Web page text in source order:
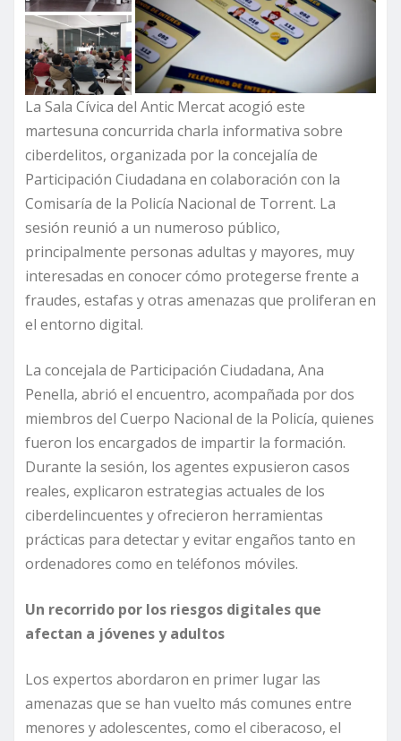
La Sala Cívica del Antic Mercat acogió este
martesuna concurrida charla informativa sobre
ciberdelitos, organizada por la concejalía de
Participación Ciudadana en colaboración con la
Comisaría de la Policía Nacional de Torrent. La
sesión reunió a un numeroso público,
principalmente personas adultas y mayores, muy
interesadas en conocer cómo protegerse frente a
fraudes, estafas y otras amenazas que proliferan en
el entorno digital.
La concejala de Participación Ciudadana, Ana
Penella, abrió el encuentro, acompañada por dos
miembros del Cuerpo Nacional de la Policía, quienes
fueron los encargados de impartir la formación.
Durante la sesión, los agentes expusieron casos
reales, explicaron estrategias actuales de los
ciberdelincuentes y ofrecieron herramientas
prácticas para detectar y evitar engaños tanto en
ordenadores como en teléfonos móviles.
Un recorrido por los riesgos digitales que
afectan a jóvenes y adultos
Los expertos abordaron en primer lugar las
amenazas que se han vuelto más comunes entre
menores y adolescentes, como el ciberacoso, el